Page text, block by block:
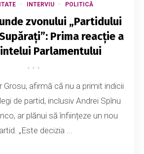
INTERVIU POLITICĂ
zvonului „Partidului
Prima reacție a
Parlamentului
Grosu, afirmă că nu a primit indicii
de partid, inclusiv Andrei Spînu
ar plănui să înființeze un nou
„Este decizia ...